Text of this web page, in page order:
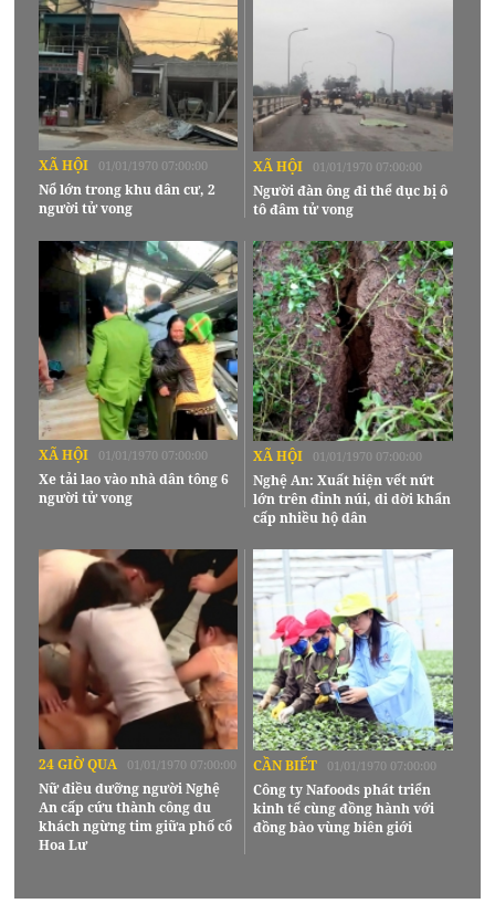
XÃ HỘI 01/01/1970 07:00:00
Nổ lớn trong khu dân cư, 2
người tử vong
XÃ HỘI 01/01/1970 07:00:00
Người đàn ông đi thể dục bị ô
tô đâm tử vong
XÃ HỘI 01/01/1970 07:00:00
Xe tải lao vào nhà dân tông 6
người tử vong
XÃ HỘI 01/01/1970 07:00:00
Nghệ An: Xuất hiện vết nứt
lớn trên đỉnh núi, di dời khẩn
cấp nhiều hộ dân
24 GIỜ QUA 01/01/1970 07:00:00
Nữ điều dưỡng người Nghệ
An cấp cứu thành công du
khách ngừng tim giữa phố cổ
Hoa Lư
CẦN BIẾT 01/01/1970 07:00:00
Công ty Nafoods phát triển
kinh tế cùng đồng hành với
đồng bào vùng biên giới